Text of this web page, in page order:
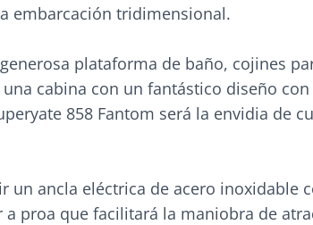
embarcación tridimensional.
plataforma de baño, cojines
cabina con un fantástico diseño con
858 Fantom será la envidia de
un ancla eléctrica de acero inoxidable
proa que facilitará la maniobra de